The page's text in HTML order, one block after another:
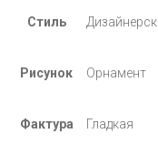
Стиль
Рисунок Орнамент
Фактура Гладкая